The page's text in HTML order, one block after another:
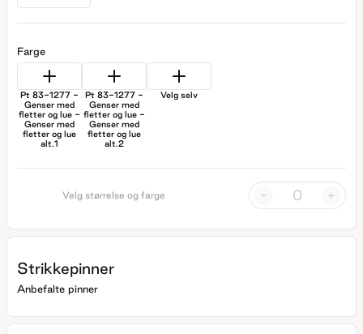
Farge
Pt 83-1277 -
Genser med
fletter og lue -
Genser med
fletter og lue
alt.1
Pt 83-1277 -
Genser med
fletter og lue -
Genser med
fletter og lue
alt.2
Velg selv
Velg størrelse og farge - +
Strikkepinner
Anbefalte pinner